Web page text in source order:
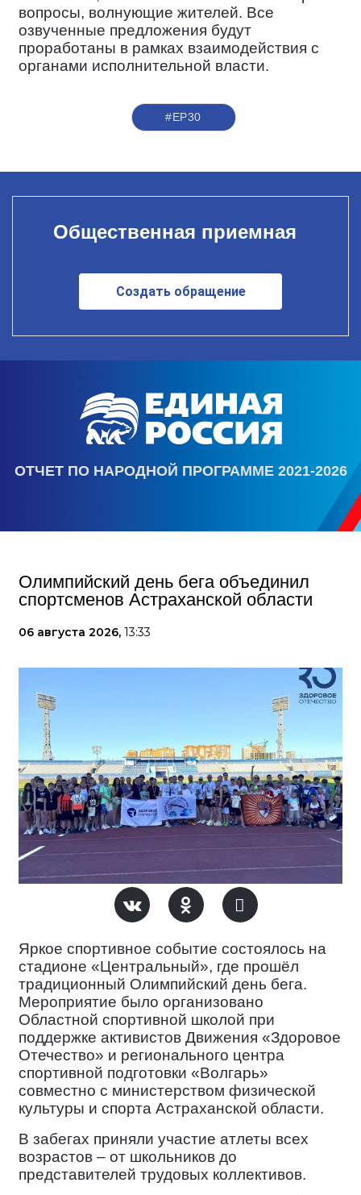
вопросы, волнующие жителей. Все
озвученные предложения будут
проработаны в рамках взаимодействия с
органами исполнительной власти.
#ЕР30
Общественная приемная
Создать обращение
ОТЧЕТ ПО НАРОДНОЙ ПРОГРАММЕ 2021-2026
Олимпийский день бега объединил
спортсменов Астраханской области
06 августа 2026, 13:33
Яркое спортивное событие состоялось на
стадионе «Центральный», где прошёл
традиционный Олимпийский день бега.
Мероприятие было организовано
Областной спортивной школой при
поддержке активистов Движения «Здоровое
Отечество» и регионального центра
спортивной подготовки «Волгарь»
совместно с министерством физической
культуры и спорта Астраханской области.
В забегах приняли участие атлеты всех
возрастов – от школьников до
представителей трудовых коллективов.